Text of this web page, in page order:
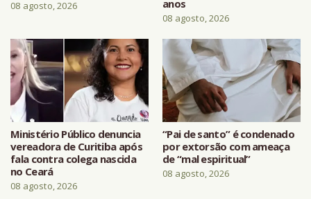
08 agosto, 2026 anos
08 agosto, 2026
Ministério Público denuncia
vereadora de Curitiba após
fala contra colega nascida
no Ceará
08 agosto, 2026
“Pai de santo” é condenado
por extorsão com ameaça
de “mal espiritual”
08 agosto, 2026